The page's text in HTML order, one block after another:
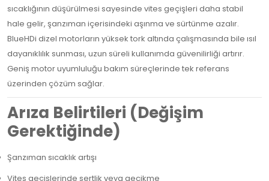
sıcaklığının düşürülmesi sayesinde vites geçişleri daha stabil
hale gelir, şanzıman içerisindeki aşınma ve sürtünme azalır.
BlueHDi dizel motorların yüksek tork altında çalışmasında bile ısıl
dayanıklılık sunması, uzun süreli kullanımda güvenilirliği artırır.
Geniş motor uyumluluğu bakım süreçlerinde tek referans
üzerinden çözüm sağlar.
Arıza Belirtileri (Değişim
Gerektiğinde)
Şanzıman sıcaklık artışı
Vites geçişlerinde sertlik veya gecikme